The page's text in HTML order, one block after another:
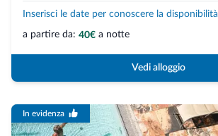
Inserisci le date per conoscere la disponibilità
a partire da: 40€ a notte
Vedi alloggio
In evidenza